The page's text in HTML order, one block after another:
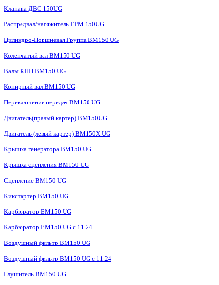
Клапана ДВС 150UG
Распредвал/натяжитель ГРМ 150UG
Цилиндро-Поршневая Группа BM150 UG
Коленчатый вал BM150 UG
Валы КПП BM150 UG
Копирный вал BM150 UG
Переключение передач BM150 UG
Двигатель(правый картер) ВМ150UG
Двигатель (левый картер) BM150X UG
Крышка генератора BM150 UG
Крышка сцепления BM150 UG
Сцепление BM150 UG
Кикстартер BM150 UG
Карбюратор BM150 UG
Карбюратор BM150 UG с 11.24
Воздушный фильтр BM150 UG
Воздушный фильтр BM150 UG c 11.24
Глушитель BM150 UG